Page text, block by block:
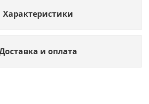
Характеристики
и оплата